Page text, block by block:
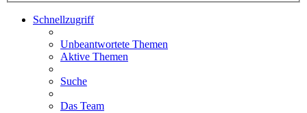
Schnellzugriff
Unbeantwortete Themen
Aktive Themen
Suche
Das Team